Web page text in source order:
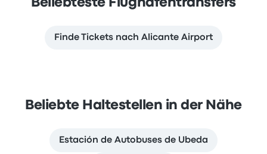
Beliebteste Flughafentransfers
Finde Tickets nach Alicante Airport
Beliebte Haltestellen in der Nähe
Estación de Autobuses de Ubeda